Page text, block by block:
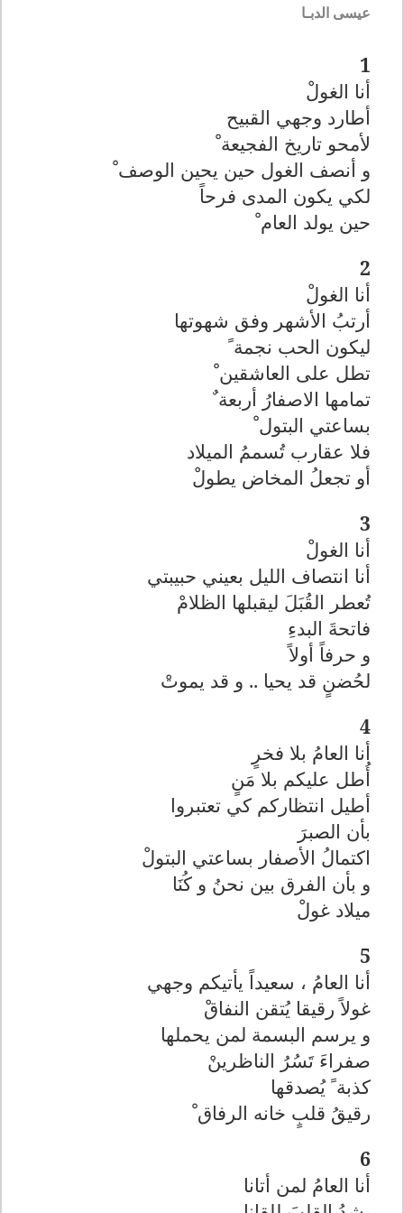
عيسى الدبـا
1
أنا الغولْ
أطارد وجهي القبيح
لأمحو تاريخ الفجيعة ْ
و أنصف الغول حين يحين الوصف ْ
لكي يكون المدى فرحاً
حين يولد العام ْ
2
أنا الغولْ
أرتبُ الأشهر وفق شهوتها
ليكون الحب نجمة ً
تطل على العاشقين ْ
تمامها الاصفارُ أربعة ٌ
بساعتي البتول ْ
فلا عقارب تُسممُ الميلاد
أو تجعلُ المخاض يطولْ
3
أنا الغولْ
أنا انتصاف الليل بعيني حبيبتي
تُعطر القُبَلَ ليقبلها الظلامْ
فاتحةَ البدءِ
و حرفاً أولاً
لحُضنٍ قد يحيا .. و قد يموتْ
4
أنا العامُ بلا فخرٍ
أُطل عليكم بلا مَنٍ
أطيل انتظاركم كي تعتبروا
بأن الصبرَ
اكتمالُ الأصفار بساعتي البتولْ
و بأن الفرق بين نحنُ و كُنَا
ميلاد غولْ
5
أنا العامُ ، سعيداً يأتيكم وجهي
غولاً رقيقا يُتقن النفاقْ
و يرسم البسمة لمن يحملها
صفراءَ تَسُرُ الناظرينْ
كذبة ً يُصدقها
رقيقُ قلبٍ خانه الرفاق ْ
6
أنا العامُ لمن أتانا